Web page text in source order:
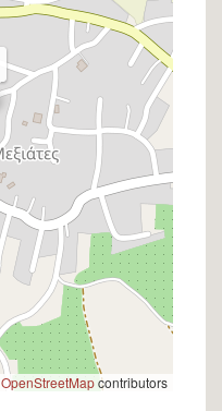
OpenStreetMapcontributors